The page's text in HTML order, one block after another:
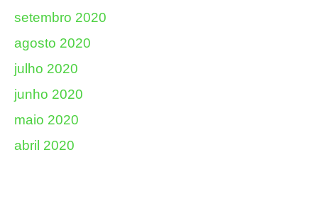
setembro 2020
agosto 2020
julho 2020
junho 2020
maio 2020
abril 2020